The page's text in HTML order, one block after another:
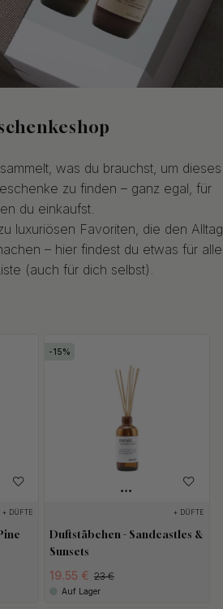
was du brauchst, um dieses
zu finden – ganz egal, für
du einkaufst.
luxuriösen Favoriten, die den Alltag
– hier findest du etwas für alle
(auch für dich selbst).
+ DÜFTE
15
+ DÜFTE
Duftstäbchen - Sandcastles &
Sunsets
19.55 € 23 €
Auf Lager